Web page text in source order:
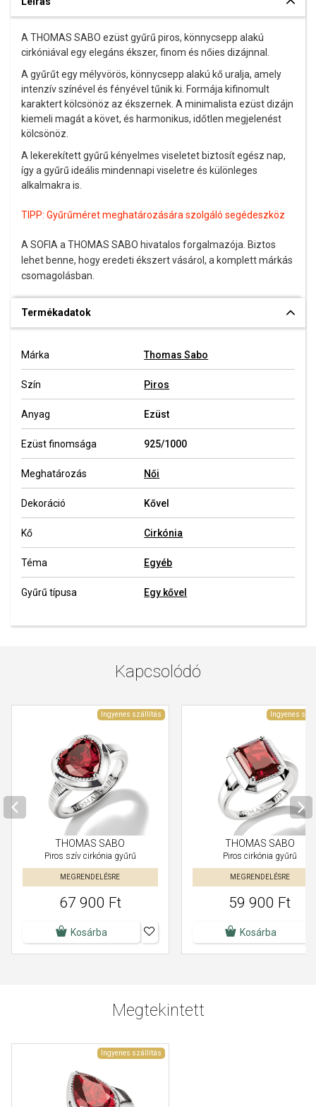
A THOMAS SABO ezüst gyűrű piros, könnycsepp alakú
cirkóniával egy elegáns ékszer, finom és nőies dizájnnal.
A gyűrűt egy mélyvörös, könnycsepp alakú kő uralja, amely
intenzív színével és fényével tűnik ki. Formája kifinomult
karaktert kölcsönöz az ékszernek. A minimalista ezüst dizájn
kiemeli magát a követ, és harmonikus, időtlen megjelenést
kölcsönöz.
A lekerekített gyűrű kényelmes viseletet biztosít egész nap,
így a gyűrű ideális mindennapi viseletre és különleges
alkalmakra is.
TIPP: Gyűrűméret meghatározására szolgáló segédeszköz
A SOFIA a THOMAS SABO hivatalos forgalmazója. Biztos
lehet benne, hogy eredeti ékszert vásárol, a komplett márkás
csomagolásban.
Termékadatok
Márka Thomas Sabo
Szín Piros
Anyag Ezüst
Ezüst finomsága 925/1000
Meghatározás Női
Dekoráció Kővel
Kő Cirkónia
Téma Egyéb
Gyűrű típusa Egy kővel
Kapcsolódó
Ingyenes szállítás
THOMAS SABO
Piros szív cirkónia gyűrű
MEGRENDELÉSRE
67 900 Ft
Kosárba
Ingyenes
THOMAS SABO
Piros cirkónia gyűrű
MEGRENDELÉSRE
59 900 Ft
Kosárba
Megtekintett
Ingyenes szállítás